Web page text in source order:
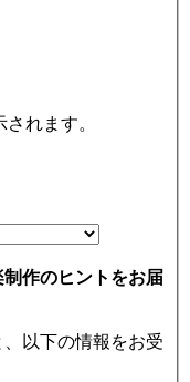
れます。
作のヒントをお届
以下の情報をお受